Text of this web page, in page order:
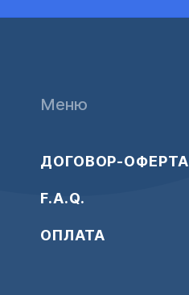
Меню
ДОГОВОР-ОФЕРТА
F.A.Q.
ОПЛАТА